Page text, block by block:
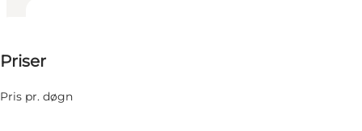
Priser
Pris pr. døgn